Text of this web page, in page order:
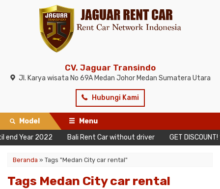
CV. Jaguar Transindo
Jl. Karya wisata No 69A Medan Johor Medan Sumatera Utara
Hubungi Kami
Model
Menu
Year 2022
Bali Rent Car without driver GET DISCOUNT!
Beranda » Tags "Medan City car rental"
Tags Medan City car rental